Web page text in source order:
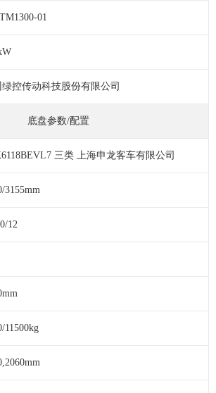
01
控传动科技股份有限公司
底盘参数/配置
三类 上海申龙客车有限公司
3155mm
12
11500kg